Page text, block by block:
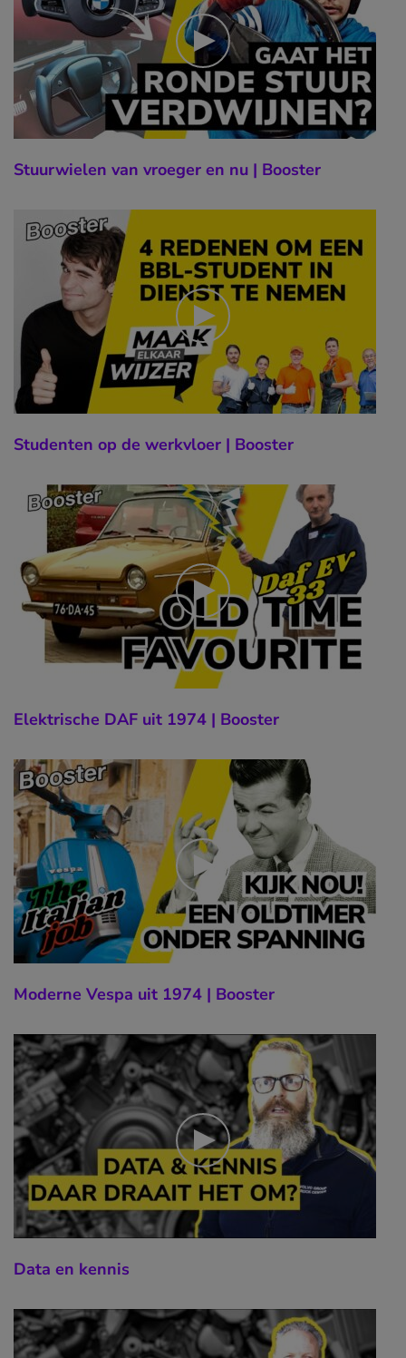
Stuurwielen van vroeger en nu | Booster
Studenten op de werkvloer | Booster
Elektrische DAF uit 1974 | Booster
Moderne Vespa uit 1974 | Booster
Data en kennis